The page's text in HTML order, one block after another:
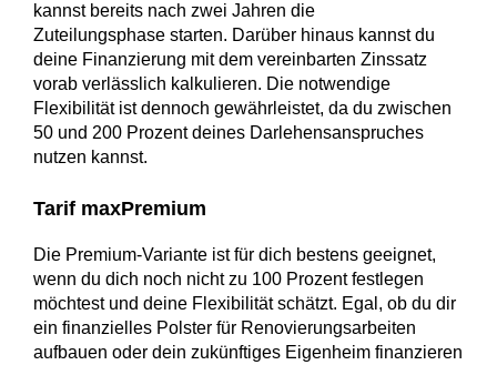
kannst bereits nach zwei Jahren die
Zuteilungsphase starten. Darüber hinaus kannst du
deine Finanzierung mit dem vereinbarten Zinssatz
vorab verlässlich kalkulieren. Die notwendige
Flexibilität ist dennoch gewährleistet, da du zwischen
50 und 200 Prozent deines Darlehensanspruches
nutzen kannst.
Tarif maxPremium
Die Premium-Variante ist für dich bestens geeignet,
wenn du dich noch nicht zu 100 Prozent festlegen
möchtest und deine Flexibilität schätzt. Egal, ob du dir
ein finanzielles Polster für Renovierungsarbeiten
aufbauen oder dein zukünftiges Eigenheim finanzieren